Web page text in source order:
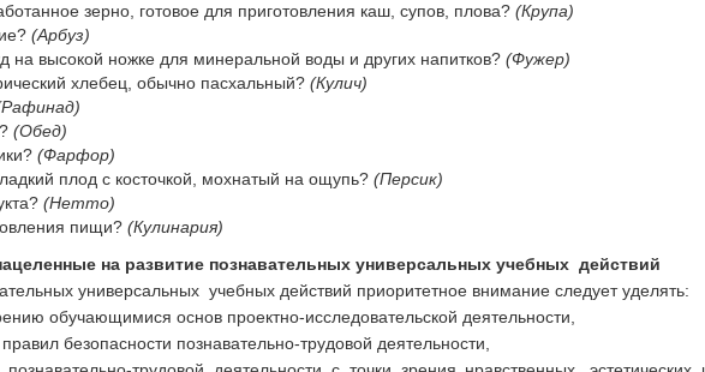
зерно, готовое для приготовления каш, супов, плова? (Крупа)
(Арбуз)
на высокой ножке для минеральной воды и других напитков? (Фужер)
хлебец, обычно пасхальный? (Кулич)
(Обед)
(Фарфор)
плод с косточкой, мохнатый на ощупь? (Персик)
(Нетто)
пищи? (Кулинария)
на развитие познавательных универсальных учебных действий
универсальных учебных действий приоритетное внимание следует уделять:
обучающимися основ проектно-исследовательской деятельности,
безопасности познавательно-трудовой деятельности,